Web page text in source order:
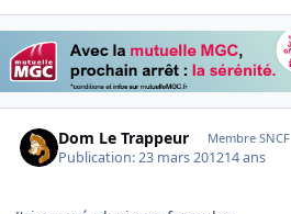
Dom Le Trappeur Membre SNCF
Publication:23 mars 201214 ans